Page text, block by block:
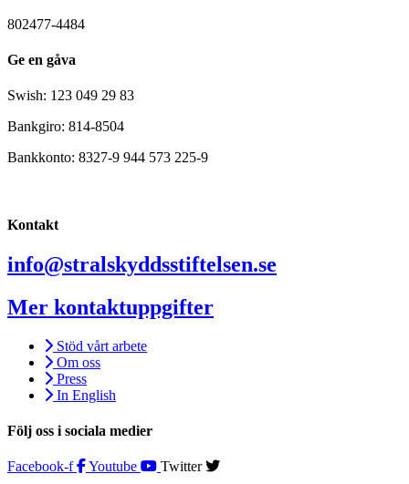
802477-4484
Ge en gåva
Swish: 123 049 29 83
Bankgiro: 814-8504
Bankkonto: 8327-9 944 573 225-9
Kontakt
info@stralskyddsstiftelsen.se
Mer kontaktuppgifter
Stöd vårt arbete
Om oss
Press
In English
Följ oss i sociala medier
Facebook-f Youtube
Twitter